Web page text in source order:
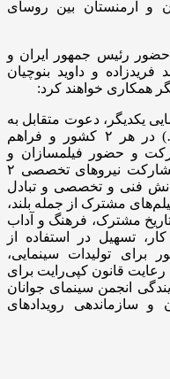
و ارمنستان بین روسای
حضور رئیس جمهور ایران و
و داوید بنوچیان
همکاری خواهند کرد:
یکدیگر، دعوت متقابل به
رویدادهای سینمایی (جشنواره‌ها و …) در هر ۲ کشور و فراهم
و حضور فیلم‏سازان و
سینماگران، تسهیل ارتباط، تبادل و مشارکت نیروهای تخصصی ۲
فنی و تخصصی و تبادل
مشترک از جمله بلند،
مشترک، فرهنگ و آداب
کار، تسهیل در استفاده از
و استودیوهای هر ۲ کشور برای تولیدات سینمایی،
قانون کپی‌رایت برای
انجمن سینمای جوانان
و سازماندهی رویدادهای